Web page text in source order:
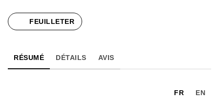
FEUILLETER
RÉSUMÉ DÉTAILS AVIS
FR EN